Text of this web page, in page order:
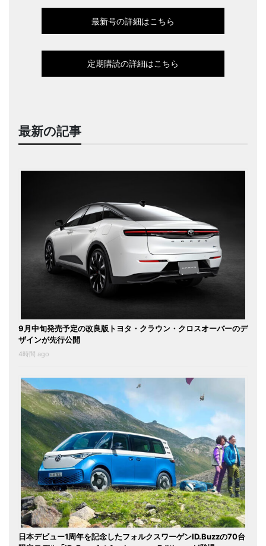
最新号の詳細はこちら
定期購読の詳細はこちら
最新の記事
9月中旬発売予定の改良版トヨタ・クラウン・クロスオーバーのデ
ザインが先行公開
4時間 ago
日本デビュー1周年を記念したフォルクスワーゲンID.Buzzの70台